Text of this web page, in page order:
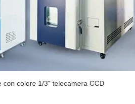
colore 1/3" telecamera CCD